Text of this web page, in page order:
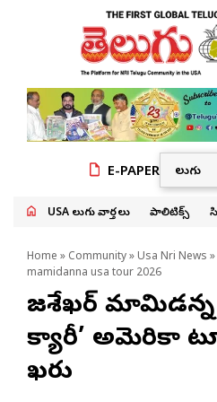
E-PAPER
USA తెలుగు వార్తలు పాలిటిక్స్
Home » Community» Usa Nri News
mamidanna usa tour 2026
రాజశేఖర్
క్యారీ’ అమెరికా
ఖరారు